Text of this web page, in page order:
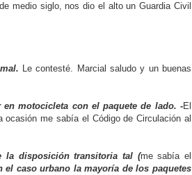
medio siglo, nos dio el alto un Guardia Civil
Le contesté. Marcial saludo y un buenas
motocicleta con el paquete de lado. -El
me sabía el Código de Circulación al
la disposición transitoria tal (me sabía el
el caso urbano la mayoría de los paquetes